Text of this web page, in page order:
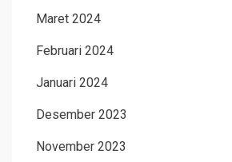
Maret 2024
Februari 2024
Januari 2024
Desember 2023
November 2023